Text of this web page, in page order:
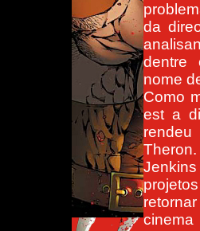
da
dentre
nome
Como
est a